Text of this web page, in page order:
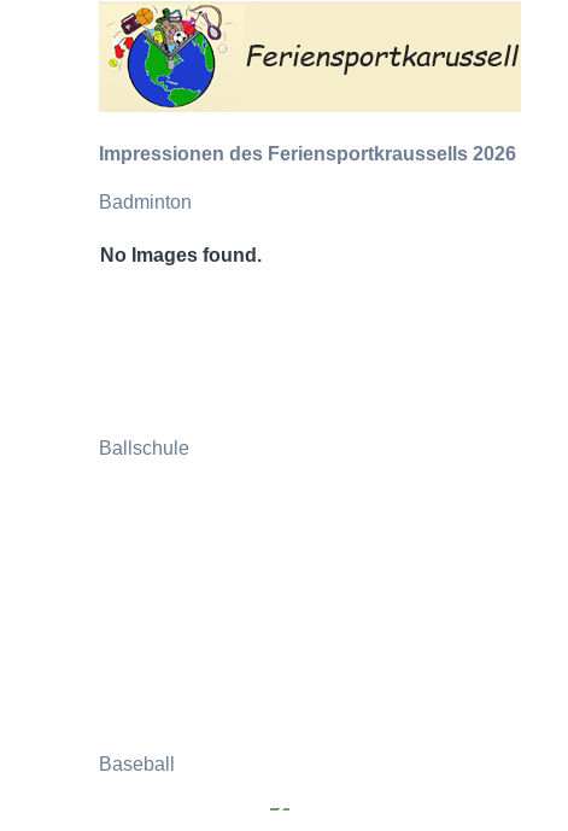
Impressionen des Feriensportkraussells 2026
Badminton
No Images found.
Ballschule
Baseball